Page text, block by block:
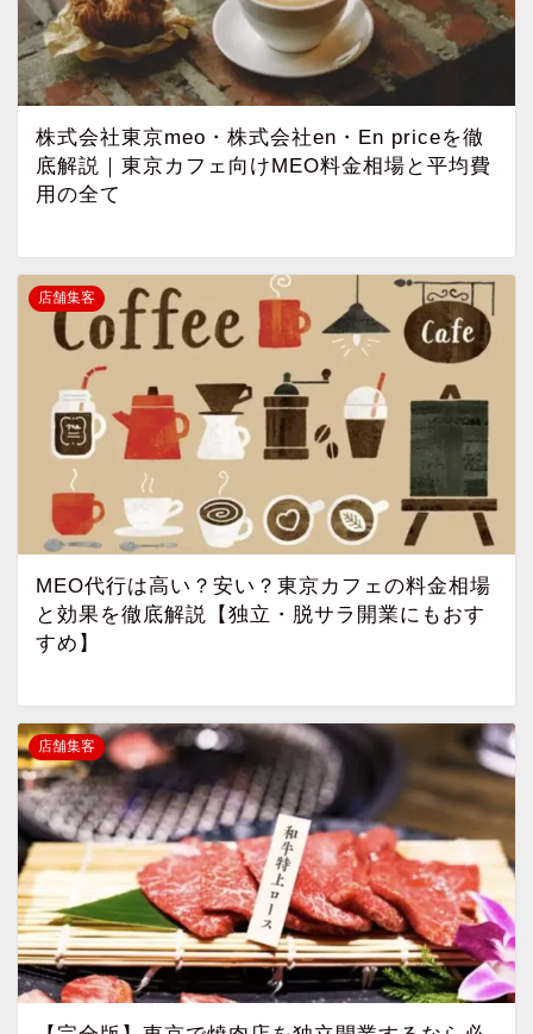
株式会社東京meo・株式会社en・En priceを徹
底解説｜東京カフェ向けMEO料金相場と平均費
用の全て
店舗集客
MEO代行は高い？安い？東京カフェの料金相場
と効果を徹底解説【独立・脱サラ開業にもおす
すめ】
店舗集客